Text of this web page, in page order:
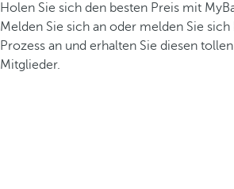
Holen Sie sich den besten Preis mit
Melden Sie sich an oder melden Sie
Prozess an und erhalten Sie diesen
Mitglieder.